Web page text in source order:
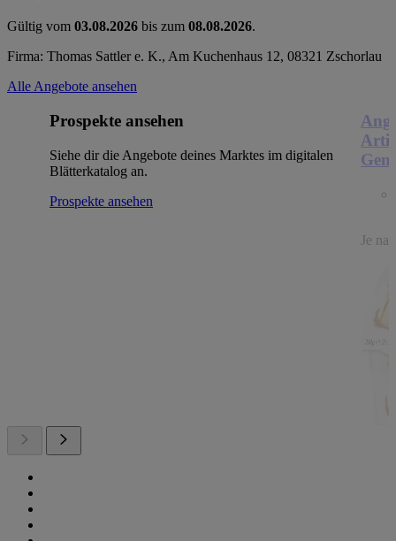
Gültig vom 03.08.2026 bis zum 08.08.2026.
Firma: Thomas Sattler e. K., Am Kuchenhaus 12, 08321 Zschorlau
Alle Angebote ansehen
Prospekte ansehen
Siehe dir die Angebote deines Marktes im digitalen
Blätterkatalog an.
Prospekte ansehen
Je